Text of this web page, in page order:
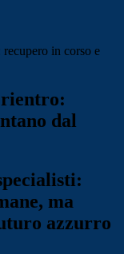
in corso e
dal
ma
azzurro